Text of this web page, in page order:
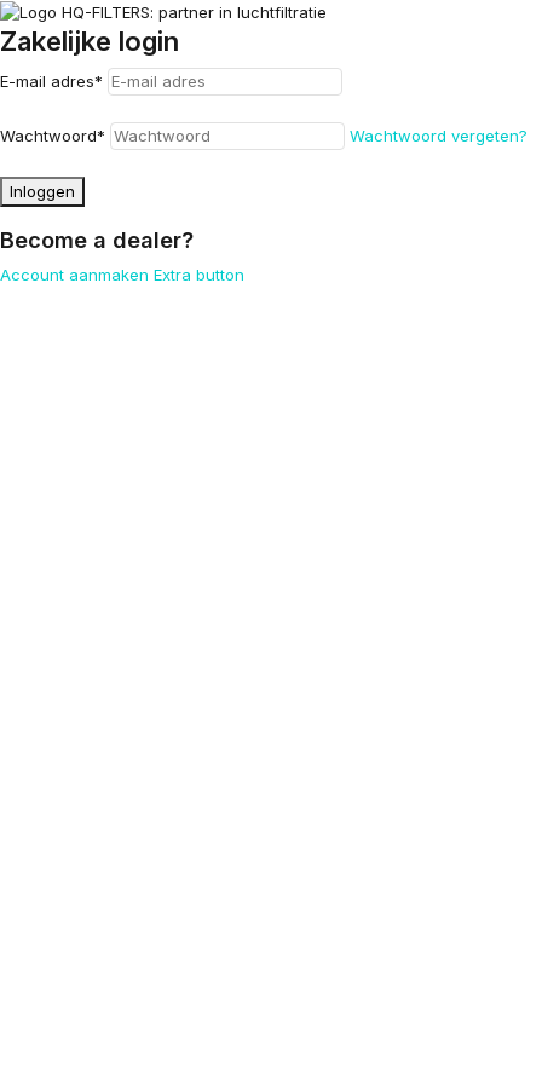
Zakelijke login
E-mail adres*
Wachtwoord* Wachtwoord vergeten?
Inloggen
Become a dealer?
Account aanmaken Extra button